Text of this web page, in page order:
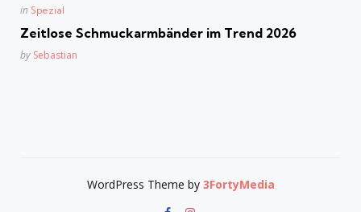
Posted
in Spezial
Zeitlose Schmuckarmbänder im Trend 2026
Posted
by Sebastian
WordPress Theme by 3FortyMedia